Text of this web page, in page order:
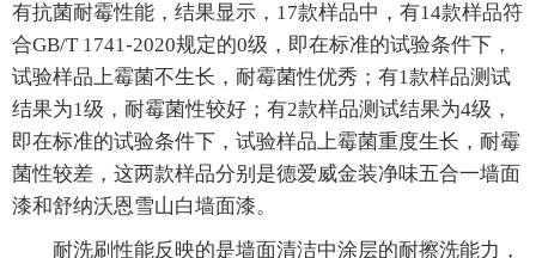
有抗菌耐霉性能，结果显示，17款样品中，有14款样品符
合GB/T 1741-2020规定的0级，即在标准的试验条件下，
试验样品上霉菌不生长，耐霉菌性优秀；有1款样品测试
结果为1级，耐霉菌性较好；有2款样品测试结果为4级，
即在标准的试验条件下，试验样品上霉菌重度生长，耐霉
菌性较差，这两款样品分别是德爱威金装净味五合一墙面
漆和舒纳沃恩雪山白墙面漆。
耐洗刷性能反映的是墙面清洁中涂层的耐擦洗能力，